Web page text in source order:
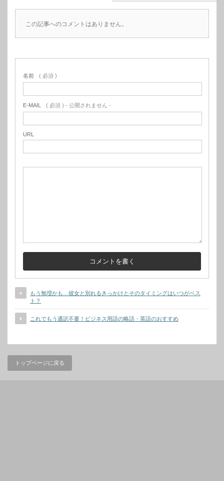
この記事へのコメントはありません。
名前 ( 必須 )
E-MAIL ( 必須 ) - 公開されません -
URL
もう無理かも…彼女と別れるきっかけとそのタイミングはいつがベス
ト？
これでもう通訳不要！ビジネス用語の略語・英語のおすすめ
トップページに戻る